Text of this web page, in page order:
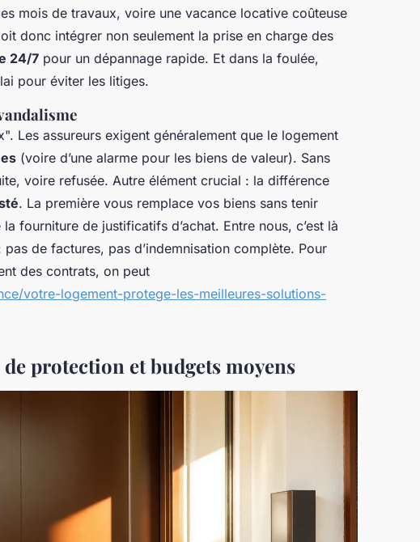
mois de travaux, voire une vacance locative coûteuse
donc intégrer non seulement la prise en charge des
24/7 pour un dépannage rapide. Et dans la foulée,
pour éviter les litiges.
Les assureurs exigent généralement que le logement
(voire d’une alarme pour les biens de valeur). Sans
voire refusée. Autre élément crucial : la différence
. La première vous remplace vos biens sans tenir
fourniture de justificatifs d’achat. Entre nous, c’est là
de factures, pas d’indemnisation complète. Pour
des contrats, on peut
votre-logement-protege-les-meilleures-solutions-
protection et budgets moyens